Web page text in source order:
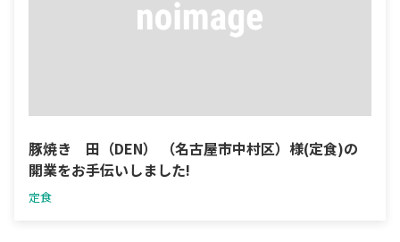
豚焼き 田（DEN） （名古屋市中村区）様(定食)の
開業をお手伝いしました!
定食